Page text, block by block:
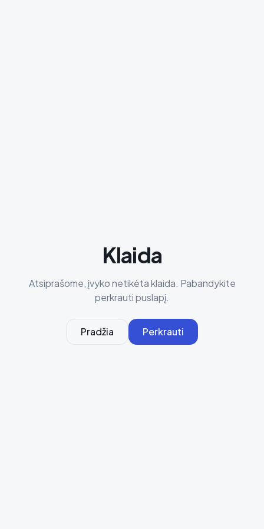
Klaida
Atsiprašome, įvyko netikėta klaida. Pabandykite
perkrauti puslapį.
Pradžia Perkrauti